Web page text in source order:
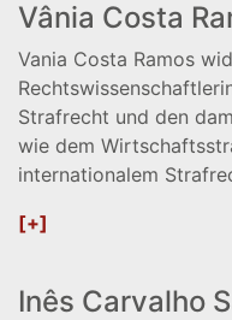
Vânia Costa
Vania Costa Ramos
Strafrecht und den
wie dem
internationalem
[+]
Inês Carvalho